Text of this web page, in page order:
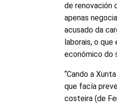
de renovación
apenas
acusado da
laborais, o
económico do
“Cando a
que facía
costeira (de